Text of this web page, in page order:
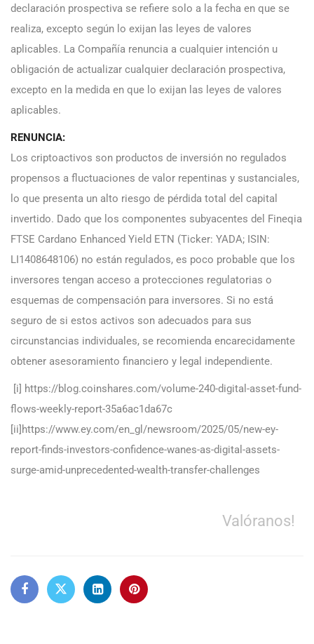
declaración prospectiva se refiere solo a la fecha en que se
realiza, excepto según lo exijan las leyes de valores
aplicables. La Compañía renuncia a cualquier intención u
obligación de actualizar cualquier declaración prospectiva,
excepto en la medida en que lo exijan las leyes de valores
aplicables.
RENUNCIA:
Los criptoactivos son productos de inversión no regulados
propensos a fluctuaciones de valor repentinas y sustanciales,
lo que presenta un alto riesgo de pérdida total del capital
invertido. Dado que los componentes subyacentes del Fineqia
FTSE Cardano Enhanced Yield ETN (Ticker: YADA; ISIN:
LI1408648106) no están regulados, es poco probable que los
inversores tengan acceso a protecciones regulatorias o
esquemas de compensación para inversores. Si no está
seguro de si estos activos son adecuados para sus
circunstancias individuales, se recomienda encarecidamente
obtener asesoramiento financiero y legal independiente.
[i] https://blog.coinshares.com/volume-240-digital-asset-fund-
flows-weekly-report-35a6ac1da67c
[ii]https://www.ey.com/en_gl/newsroom/2025/05/new-ey-
report-finds-investors-confidence-wanes-as-digital-assets-
surge-amid-unprecedented-wealth-transfer-challenges
Valóranos!